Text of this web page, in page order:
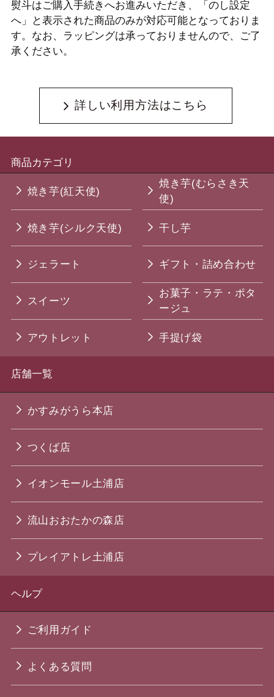
熨斗はご購入手続きへお進みいただき、「のし設定
へ」と表示された商品のみが対応可能となっておりま
す。なお、ラッピングは承っておりませんので、ご了
承ください。
詳しい利用方法はこちら
商品カテゴリ
焼き芋(紅天使)
焼き芋(むらさき天
使)
焼き芋(シルク天使) 干し芋
ジェラート ギフト・詰め合わせ
スイーツ
お菓子・ラテ・ポタ
ージュ
アウトレット 手提げ袋
店舗一覧
かすみがうら本店
つくば店
イオンモール土浦店
流山おおたかの森店
プレイアトレ土浦店
ヘルプ
ご利用ガイド
よくある質問